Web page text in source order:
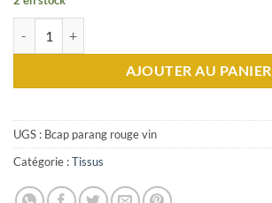
AJOUTER AU PANIER
UGS : Bcap parang rouge vin
Catégorie :Tissus